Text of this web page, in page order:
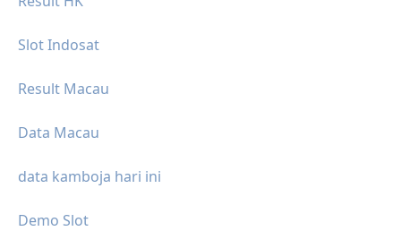
Slot Indosat
Result Macau
Data Macau
data kamboja hari ini
Demo Slot